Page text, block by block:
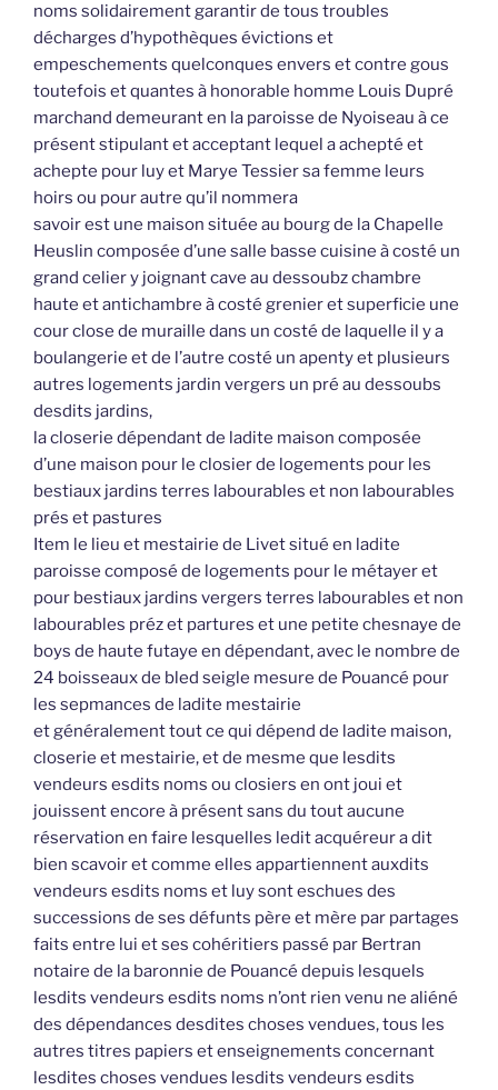
noms solidairement garantir de tous troubles
décharges d’hypothèques évictions et
empeschements quelconques envers et contre gous
toutefois et quantes à honorable homme Louis Dupré
marchand demeurant en la paroisse de Nyoiseau à ce
présent stipulant et acceptant lequel a achepté et
achepte pour luy et Marye Tessier sa femme leurs
hoirs ou pour autre qu’il nommera
savoir est une maison située au bourg de la Chapelle
Heuslin composée d’une salle basse cuisine à costé un
grand celier y joignant cave au dessoubz chambre
haute et antichambre à costé grenier et superficie une
cour close de muraille dans un costé de laquelle il y a
boulangerie et de l’autre costé un apenty et plusieurs
autres logements jardin vergers un pré au dessoubs
desdits jardins,
la closerie dépendant de ladite maison composée
d’une maison pour le closier de logements pour les
bestiaux jardins terres labourables et non labourables
prés et pastures
Item le lieu et mestairie de Livet situé en ladite
paroisse composé de logements pour le métayer et
pour bestiaux jardins vergers terres labourables et non
labourables préz et partures et une petite chesnaye de
boys de haute futaye en dépendant, avec le nombre de
24 boisseaux de bled seigle mesure de Pouancé pour
les sepmances de ladite mestairie
et généralement tout ce qui dépend de ladite maison,
closerie et mestairie, et de mesme que lesdits
vendeurs esdits noms ou closiers en ont joui et
jouissent encore à présent sans du tout aucune
réservation en faire lesquelles ledit acquéreur a dit
bien scavoir et comme elles appartiennent auxdits
vendeurs esdits noms et luy sont eschues des
successions de ses défunts père et mère par partages
faits entre lui et ses cohéritiers passé par Bertran
notaire de la baronnie de Pouancé depuis lesquels
lesdits vendeurs esdits noms n’ont rien venu ne aliéné
des dépendances desdites choses vendues, tous les
autres titres papiers et enseignements concernant
lesdites choses vendues lesdits vendeurs esdits